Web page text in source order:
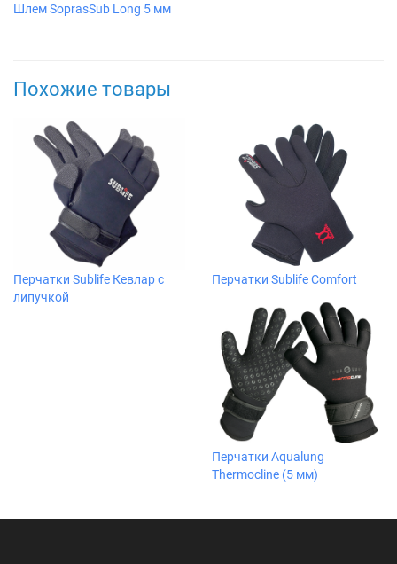
Шлем SoprasSub Long 5 мм
Похожие товары
Перчатки Sublife Кевлар с
липучкой
Перчатки Sublife Comfort
Перчатки Aqualung
Thermocline (5 мм)